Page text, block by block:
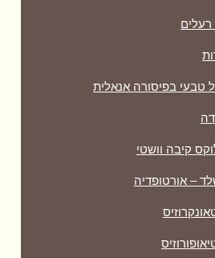
רעלים
טבעי בפיסורה אנאלית
קיבה וושטי
– אורטופדיה